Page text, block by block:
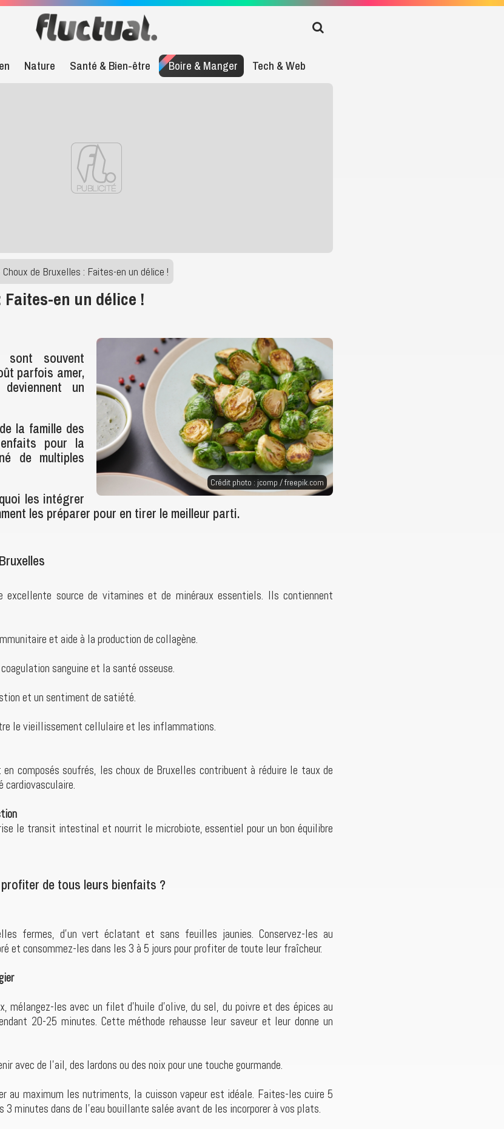
Nature Santé & Bien-être Boire & Manger Tech & Web
Choux de Bruxelles : Faites-en un délice !
en un délice !
Crédit photo : jcomp /freepik.com
sont souvent
parfois amer,
un
la famille des
pour la
de multiples
les intégrer
les préparer pour en tirer le meilleur parti.
excellente source de vitamines et de minéraux essentiels. Ils contiennent
et aide à la production de collagène.
sanguine et la santé osseuse.
et un sentiment de satiété.
le vieillissement cellulaire et les inflammations.
composés soufrés, les choux de Bruxelles contribuent à réduire le taux de
le transit intestinal et nourrit le microbiote, essentiel pour un bon équilibre
de tous leurs bienfaits ?
fermes, d’un vert éclatant et sans feuilles jaunies. Conservez-les au
et consommez-les dans les 3 à 5 jours pour profiter de toute leur fraîcheur.
mélangez-les avec un filet d’huile d’olive, du sel, du poivre et des épices au
20-25 minutes. Cette méthode rehausse leur saveur et leur donne un
avec de l’ail, des lardons ou des noix pour une touche gourmande.
au maximum les nutriments, la cuisson vapeur est idéale. Faites-les cuire 5
3 minutes dans de l’eau bouillante salée avant de les incorporer à vos plats.